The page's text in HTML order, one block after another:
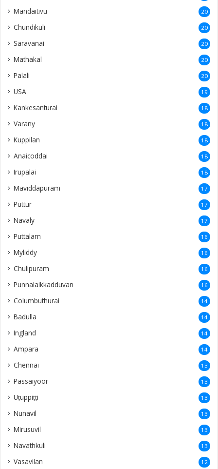
Mandaitivu 20
Chundikuli 20
Saravanai 20
Mathakal 20
Palali 20
USA 19
Kankesanturai 18
Varany 18
Kuppilan 18
Anaicoddai 18
Irupalai 18
Maviddapuram 17
Puttur 17
Navaly 17
Puttalam 16
Myliddy 16
Chulipuram 16
Punnalaikkadduvan 16
Columbuthurai 14
Badulla 14
Ingland 14
Ampara 14
Chennai 13
Passaiyoor 13
Uṭuppiṭṭi 13
Nunavil 13
Mirusuvil 13
Navathkuli 13
Vasavilan 12